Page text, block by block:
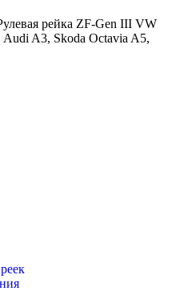
рейка ZF-Gen III VW
A3, Skoda Octavia A5,